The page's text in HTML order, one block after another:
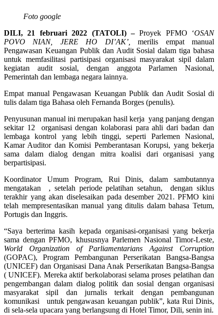
Foto google
DILI, 21 februari 2022 (TATOLI) –Proyek PFMO ‘OSAN
POVO NIAN, JERE HO DI’AK’,
merilis empat manual
Pengawasan Keuangan Publik dan Audit Sosial dalam tiga bahasa
untuk memfasilitasi partisipasi organisasi masyarakat sipil dalam
kegiatan audit sosial, dengan anggota Parlamen Nasional,
Pemerintah dan lembaga negara lainnya.
Empat manual Pengawasan Keuangan Publik dan Audit Sosial di
tulis dalam tiga Bahasa oleh Fernanda Borges (penulis).
Penyusunan manual ini merupakan hasil kerja yang panjang dengan
sekitar 12 organisasi dengan kolaborasi para ahli dari badan dan
lembaga kontrol yang lebih tinggi, seperti Parlemen Nasional,
Kamar Auditor dan Komisi Pemberantasan Korupsi, yang bekerja
sama dalam dialog dengan mitra koalisi dari organisasi yang
berpartisipasi.
Koordinator Umum Program, Rui Dinis, dalam sambutannya
mengatakan , setelah periode pelatihan setahun, dengan siklus
terakhir yang akan diselesaikan pada desember 2021. PFMO kini
telah mempresentasikan manual yang ditulis dalam bahasa Tetum,
Portugis dan Inggris.
“Saya berterima kasih kepada organisasi-organisasi yang bekerja
sama dengan PFMO, khususnya Parlemen Nasional Timor-Leste,
World Organization of Parliamentarians Against Corruption
(GOPAC), Program Pembangunan Perserikatan Bangsa-Bangsa
(UNICEF) dan Organisasi Dana Anak Perserikatan Bangsa-Bangsa
( UNICEF). Mereka aktif berkolaborasi selama proses pelatihan dan
pengembangan dalam dialog politik dan sosial dengan organisasi
masyarakat sipil dan jurnalis terkait dengan pembangunan
komunikasi untuk pengawasan keuangan publik”, kata Rui Dinis,
di sela-sela upacara yang berlangsung di Hotel Timor, Dili, senin ini.